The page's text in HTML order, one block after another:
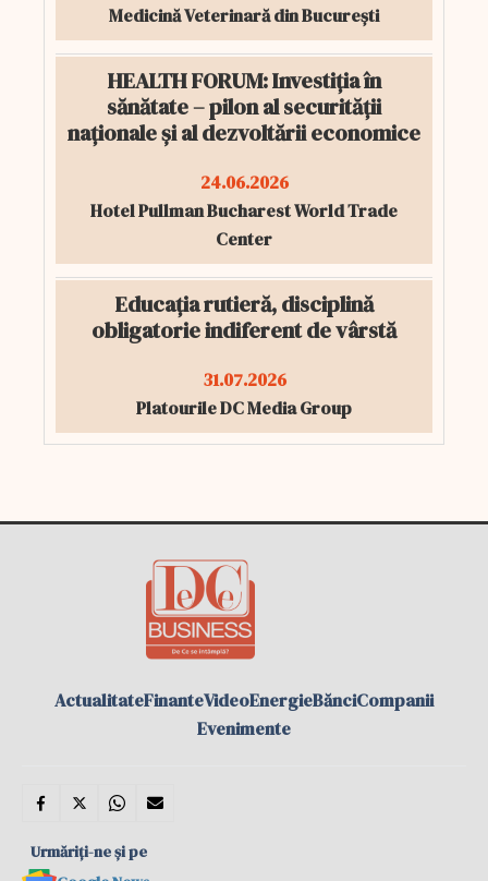
Medicină Veterinară din București
HEALTH FORUM: Investiția în
sănătate – pilon al securității
naționale și al dezvoltării economice
24.06.2026
Hotel Pullman Bucharest World Trade
Center
Educația rutieră, disciplină
obligatorie indiferent de vârstă
31.07.2026
Platourile DC Media Group
ActualitateFinanteVideoEnergieBănciCompanii
Evenimente
Urmăriți-ne și pe